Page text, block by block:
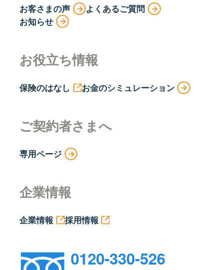
お客さまの声
よくあるご質問
お知らせ
お役立ち情報
保険のはなし お金のシミュレーション
ご契約者さまへ
専用ページ
企業情報
企業情報 採用情報
0120-330-526